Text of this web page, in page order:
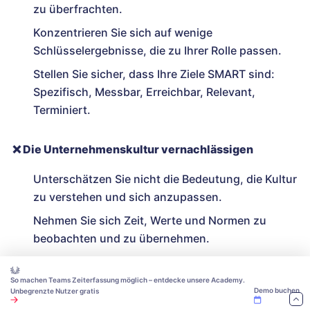
zu überfrachten.
Konzentrieren Sie sich auf wenige
Schlüsselergebnisse, die zu Ihrer Rolle passen.
Stellen Sie sicher, dass Ihre Ziele SMART sind:
Spezifisch, Messbar, Erreichbar, Relevant,
Terminiert.
❌Die Unternehmenskultur vernachlässigen
Unterschätzen Sie nicht die Bedeutung, die Kultur
zu verstehen und sich anzupassen.
Nehmen Sie sich Zeit, Werte und Normen zu
beobachten und zu übernehmen.
an die bestehende Kultur an.
So machen Teams Zeiterfassung möglich – entdecke unsere Academy.
Unbegrenzte Nutzer gratis
Demo buchen